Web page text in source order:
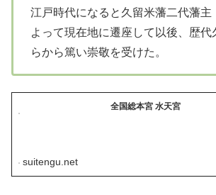
江戸時代になると久留米藩二代藩主
よって現在地に遷座して以後、歴代
らから篤い崇敬を受けた。
全国総本宮 水天宮
suitengu.net